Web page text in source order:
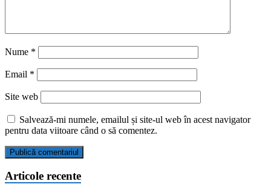
Nume *
Email *
Site web
Salvează-mi numele, emailul și site-ul web în acest navigator
pentru data viitoare când o să comentez.
Articole recente